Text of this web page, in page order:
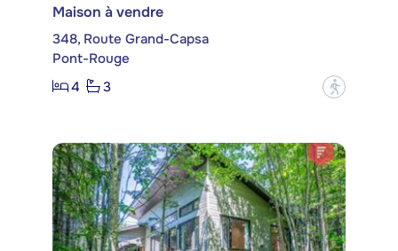
Maison à vendre
348, Route Grand-Capsa
Pont-Rouge
4
3 ?